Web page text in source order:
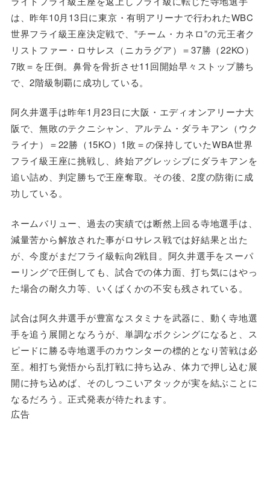
は、昨年10月13日に東京・有明アリーナで行われたWBC
世界フライ級王座決定戦で、”チーム・カネロ”の元王者ク
リストファー・ロサレス（ニカラグア）＝37勝（22KO）
7敗＝を圧倒。鼻骨を骨折させ11回開始早々ストップ勝ち
で、2階級制覇に成功している。
阿久井選手は昨年1月23日に大阪・エディオンアリーナ大
阪で、無敗のテクニシャン、アルテム・ダラキアン（ウク
ライナ）＝22勝（15KO）1敗＝の保持していたWBA世界
フライ級王座に挑戦し、終始アグレッシブにダラキアンを
追い詰め、判定勝ちで王座奪取。その後、2度の防衛に成
功している。
ネームバリュー、過去の実績では断然上回る寺地選手は、
減量苦から解放された事がロサレス戦では好結果と出た
が、今度がまだフライ級転向2戦目。阿久井選手をスーパ
ーリングで圧倒しても、試合での体力面、打ち気にはやっ
た場合の耐久力等、いくばくかの不安も残されている。
試合は阿久井選手が豊富なスタミナを武器に、動く寺地選
手を追う展開となろうが、単調なボクシングになると、ス
ピードに勝る寺地選手のカウンターの標的となり苦戦は必
至。相打ち覚悟から乱打戦に持ち込み、体力で押し込む展
開に持ち込めば、そのしつこいアタックが実を結ぶことに
なるだろう。正式発表が待たれます。
広告